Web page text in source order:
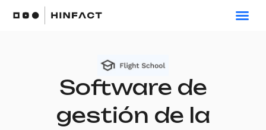
Software de
gestión de la